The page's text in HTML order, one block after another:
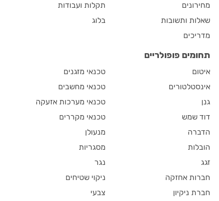
מחירונים
שאלות ותשובות
מדריכים
תקלות ועבודות
בלוג
תחומים פופולריים
איטום
אינסטלטורים
גנן
דוד שמש
הדברה
הובלות
זגג
חברות אחזקה
חברת ניקיון
טכנאי מזגנים
טכנאי מחשבים
טכנאי מערכות אזעקה
טכנאי מקררים
מנעולן
מסגריות
נגר
ניקוי שטיחים
צבעי